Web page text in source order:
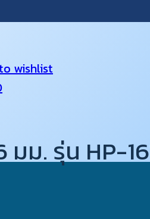
wishlist
มม. รุ่น HP-